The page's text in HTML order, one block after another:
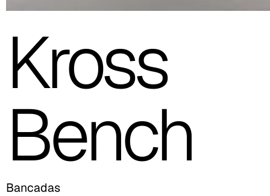
Kross
Bench
Bancadas